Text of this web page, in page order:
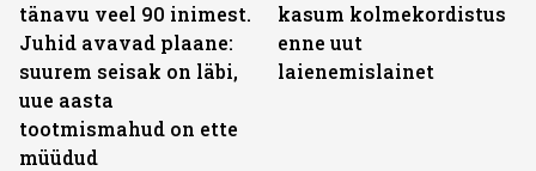
tänavu veel 90 inimest.
Juhid avavad plaane:
suurem seisak on läbi,
uue aasta
tootmismahud on ette
müüdud
kasum kolmekordistus
enne uut
laienemislainet